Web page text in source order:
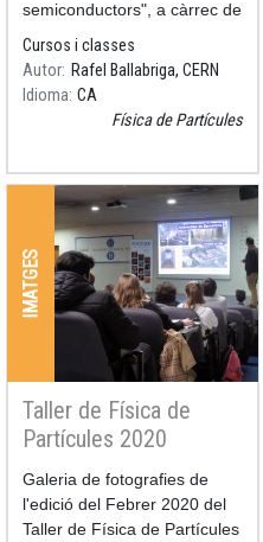
semiconductors", a càrrec de
l'investigador Rafel
Ballabriga
Cursos i classes
Autor Rafel Ballabriga, CERN
Idioma CA
Física de Partícules
IMATGES
Taller de Física de
Partícules 2020
Resum
Galeria de fotografies de
l'edició del Febrer 2020 del
Taller de Física de Partícules